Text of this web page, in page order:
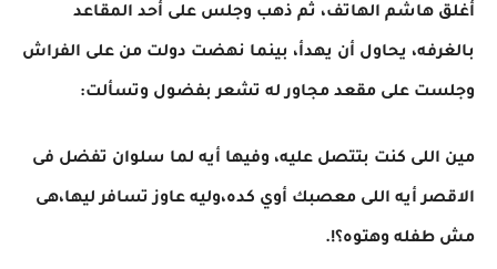
أغلق هاشم الهاتف، ثم ذهب وجلس على أحد المقاعد
بالغرفه، يحاول أن يهدأ، بينما نهضت دولت من على الفراش
وجلست على مقعد مجاور له تشعر بفضول وتسألت:
مين اللى كنت بتتصل عليه، وفيها أيه لما سلوان تفضل فى
الاقصر أيه اللى معصبك أوي كده،وليه عاوز تسافر ليها،هى
مش طفله وهتوه؟!.